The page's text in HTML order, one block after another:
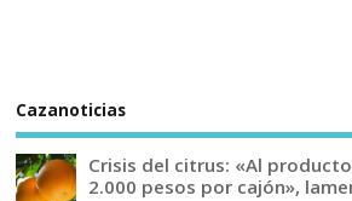
Cazanoticias
Crisis del citrus: «Al
2.000 pesos por cajón»,